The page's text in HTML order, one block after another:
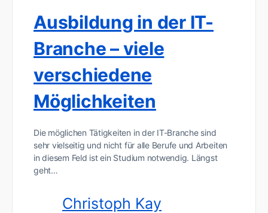
Ausbildung in der IT-
Branche – viele
verschiedene
Möglichkeiten
Die möglichen Tätigkeiten in der IT-Branche sind
sehr vielseitig und nicht für alle Berufe und Arbeiten
in diesem Feld ist ein Studium notwendig. Längst
geht…
Christoph Kay